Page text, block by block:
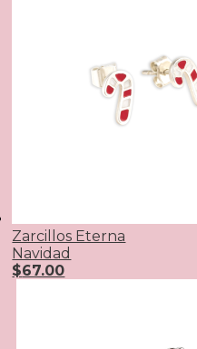
Zarcillos Eterna
Navidad
$67.00